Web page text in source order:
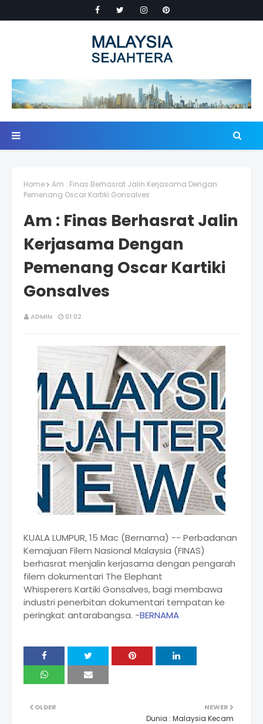
Home
Am : Finas Berhasrat Jalin Kerjasama Dengan
Pemenang Oscar Kartiki Gonsalves
Am : Finas Berhasrat Jalin
Kerjasama Dengan
Pemenang Oscar Kartiki
Gonsalves
ADMIN 01:02
KUALA LUMPUR, 15 Mac (Bernama) -- Perbadanan
Kemajuan Filem Nasional Malaysia (FINAS)
berhasrat menjalin kerjasama dengan pengarah
filem dokumentari The Elephant
Whisperers Kartiki Gonsalves, bagi membawa
industri penerbitan dokumentari tempatan ke
peringkat antarabangsa. -BERNAMA
NEWER
Dunia : Malaysia Kecam
OLDER